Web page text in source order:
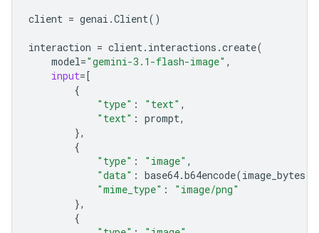
client = genai .Client()
interaction = client . interactions .create(
model="gemini-3.1-flash-image" ,
input=[
{
"type" : "text" ,
"text" : prompt,
},
{
"type" : "image" ,
"data" : base64.b64encode(image_bytes
"mime_type" :
"image/png"
},
{